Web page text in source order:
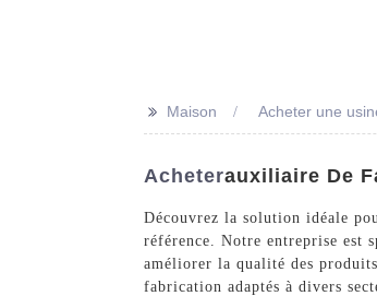
>> Maison Acheter une
AcheterAuxiliaire De
Découvrez la solution idéale
référence. Notre entreprise est
améliorer la qualité des
fabrication adaptés à divers